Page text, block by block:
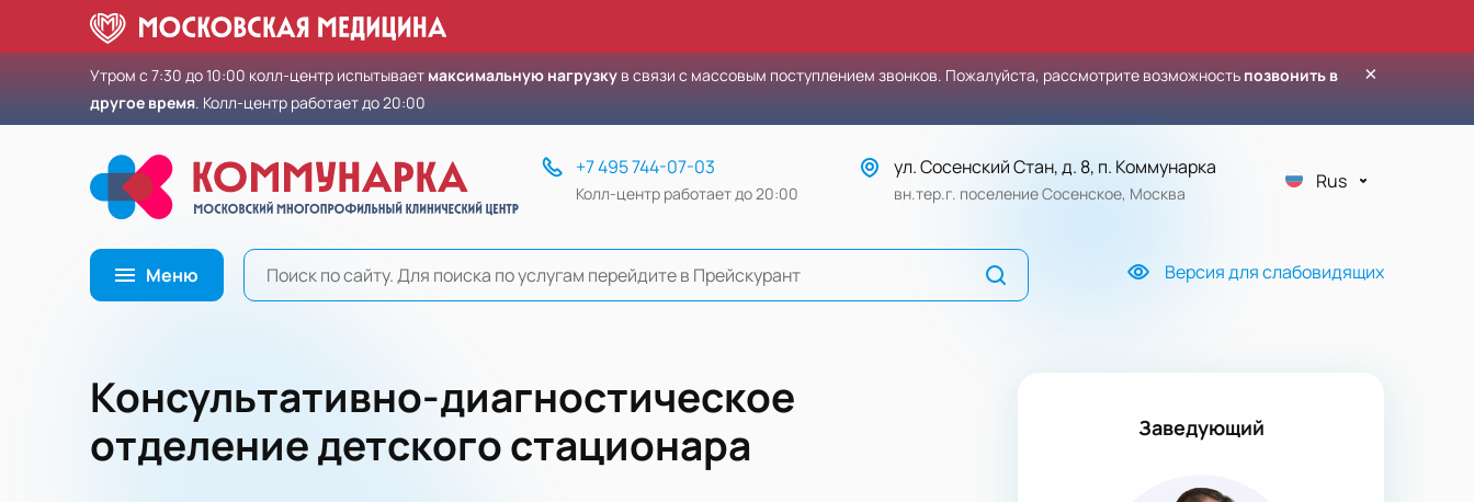
Утром с 7:30 до 10:00 колл-центр испытывает максимальную нагрузку в связи с массовым поступлением звонков. Пожалуйста, рассмотрите возможность позвонить в
другое время. Колл-центр работает до 20:00
×
+7 495 744-07-03
Колл-центр работает до 20:00
ул. Сосенский Стан, д. 8, п. Коммунарка
вн.тер.г. поселение Сосенское, Москва
Rus
Меню Версия для слабовидящих
Консультативно-диагностическое
отделение детского стационара
Заведующий